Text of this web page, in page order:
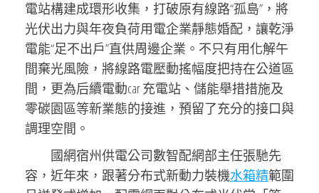
電站構建成環形收集，打破原有線路“孤島”，將
光伏出力與年夜負荷用電企業靜態婚配，讓乾淨
電能“足不出戶”直供周邊企業。不只有用化解午
間棄光風險，將線路電壓動搖幅度把持在公道區
間，更為后續電動car 充電站、儲能舉措措施及
零碳園區等新業態的接進，預留了充分的接口與
調理空間。
國網宿州供電公司數智配網部主任張馳先
容，近年來，跟著分布式新動力裝機水箱精範圍